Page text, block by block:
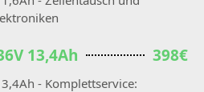
13,4Ah 398€
- Komplettservice: